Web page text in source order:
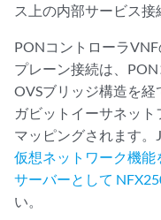
ス上の内部サービス接
PONコントローラ
プレーン接続は、
OVSブリッジ構造を
ガビットイーサネッ
マッピングされます。
仮想ネットワーク機
サーバーとして
い。